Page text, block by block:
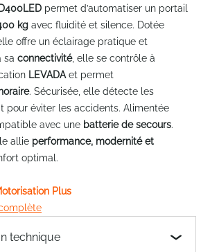
permet d’automatiser un portail
kg avec fluidité et silence. Dotée
elle offre un éclairage pratique et
sa connectivité, elle se contrôle à
LEVADA et permet
. Sécurisée, elle détecte les
pour éviter les accidents. Alimentée
avec une batterie de secours.
allie performance, modernité et
optimal.
Plus
technique